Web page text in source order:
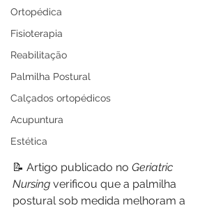
Ortopédica
Fisioterapia
Reabilitação
Palmilha Postural
Calçados ortopédicos
Acupuntura
Estética
📝 Artigo publicado no Geriatric
Nursing verificou que a palmilha
postural sob medida melhoram a